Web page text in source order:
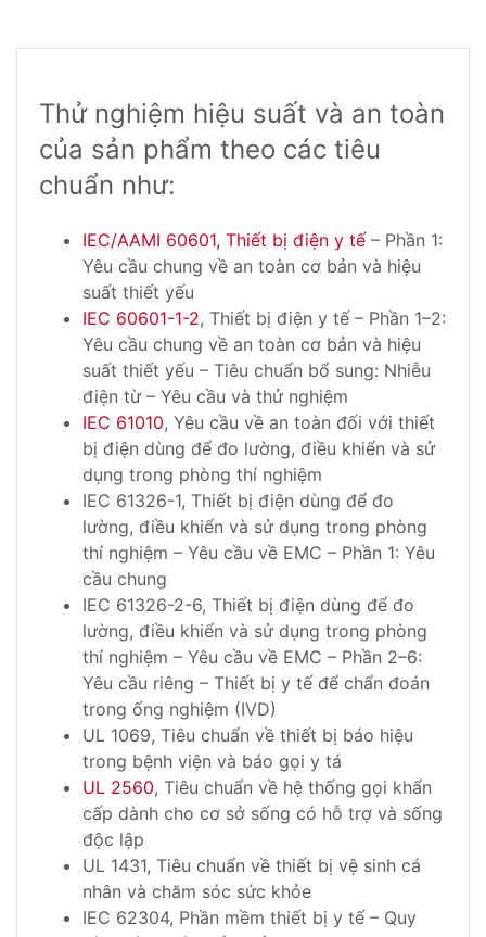
Thử nghiệm hiệu suất và an toàn
của sản phẩm theo các tiêu
chuẩn như:
IEC/AAMI 60601, Thiết bị điện y tế– Phần 1:
Yêu cầu chung về an toàn cơ bản và hiệu
suất thiết yếu
IEC 60601-1-2, Thiết bị điện y tế – Phần 1–2:
Yêu cầu chung về an toàn cơ bản và hiệu
suất thiết yếu – Tiêu chuẩn bổ sung: Nhiễu
điện từ – Yêu cầu và thử nghiệm
IEC 61010, Yêu cầu về an toàn đối với thiết
bị điện dùng để đo lường, điều khiển và sử
dụng trong phòng thí nghiệm
IEC 61326-1, Thiết bị điện dùng để đo
lường, điều khiển và sử dụng trong phòng
thí nghiệm – Yêu cầu về EMC – Phần 1: Yêu
cầu chung
IEC 61326-2-6, Thiết bị điện dùng để đo
lường, điều khiển và sử dụng trong phòng
thí nghiệm – Yêu cầu về EMC – Phần 2–6:
Yêu cầu riêng – Thiết bị y tế để chẩn đoán
trong ống nghiệm (IVD)
UL 1069, Tiêu chuẩn về thiết bị báo hiệu
trong bệnh viện và báo gọi y tá
UL 2560, Tiêu chuẩn về hệ thống gọi khẩn
cấp dành cho cơ sở sống có hỗ trợ và sống
độc lập
UL 1431, Tiêu chuẩn về thiết bị vệ sinh cá
nhân và chăm sóc sức khỏe
IEC 62304, Phần mềm thiết bị y tế – Quy